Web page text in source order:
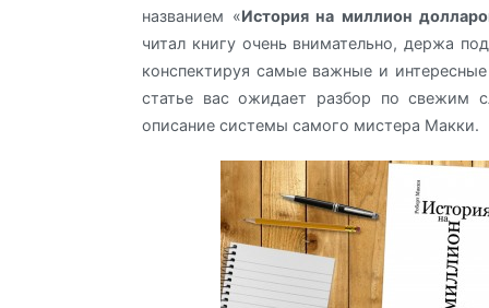
названием «История на миллион
читал книгу очень внимательно, держа
конспектируя самые важные и
статье вас ожидает разбор по свежим
описание системы самого мистера Макки.